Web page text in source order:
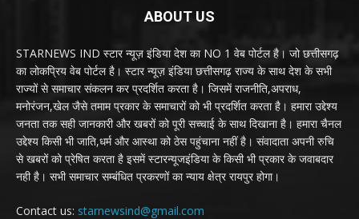
ABOUT US
STARNEWS IND स्टार न्यूज़ इंडिया देश का NO 1 वेब पोर्टल है। जो छत्तीसगढ़
का लोकप्रिय वेब पोर्टल है। स्टार न्यूज़ इंडिया छत्तीसगढ़ राज्य के साथ देश के सभी
राज्यों से समाचार संकलन कर प्रदर्शित करता है। जिसमें राजनीति,अपराध,
मनोरंजन,खेल जैसे तमाम प्रकार के समाचारों को भी प्रदर्शित करता है। हमारा उद्देश्य
जनता तक सही जानकारी और खबरों को पूरी सच्चाई के साथ दिखाना है। हमारा चैनल
उद्देश्य किसी भी जाति,धर्म और आस्था को ठेस पहुंचाना नहीं है। संवादाता अपनी रुचि
से खबरों को प्रेषित करता है इसमें स्टारन्यूजइंडिया के किसी भी प्रकार के जवाबदार
नही है। सभी समाचार सम्बंधित प्रकरणों का न्याय क्षेत्र रायपुर होगा।
Contact us: starnewsind@gmail.com